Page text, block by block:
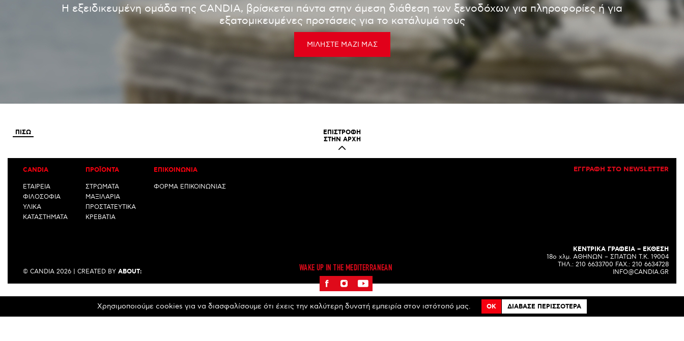
Χρησιμοποιούμε cookies για να διασφαλίσουμε ότι έχεις την καλύτερη δυνατή εμπειρία στον ιστότοπό μας. OK ΔΙΑΒΑΣΕ ΠΕΡΙΣΣΟΤΕΡΑ
Η εξειδικευμένη ομάδα της CANDIA, βρίσκεται πάντα στην άμεση διάθεση των ξενοδόχων για πληροφορίες ή για
εξατομικευμένες προτάσεις για το κατάλυμά τους
ΜΙΛΗΣΤΕ ΜΑΖΙ ΜΑΣ
ΠΙΣΩ
ΕΠΙΣΤΡΟΦΗ
ΣΤΗΝ ΑΡΧΗ
ΕΓΓΡΑΦΗ ΣΤΟ NEWSLETTER
CANDIA
ΕΤΑΙΡΕΙΑ
ΦΙΛΟΣΟΦΙΑ
ΥΛΙΚΑ
ΚΑΤΑΣΤΗΜΑΤΑ
ΠΡΟΪΟΝΤΑ
ΣΤΡΩΜΑΤΑ
ΜΑΞΙΛΑΡΙΑ
ΠΡΟΣΤΑΤΕΥΤΙΚΑ
ΚΡΕΒΑΤΙΑ
ΕΠΙΚΟΙΝΩΝΙΑ
ΦΟΡΜΑ ΕΠΙΚΟΙΝΩΝΙΑΣ
ΚΕΝΤΡΙΚΑ ΓΡΑΦΕΙΑ – ΕΚΘΕΣΗ
18o χλμ. ΑΘΗΝΩΝ – ΣΠΑΤΩΝ Τ.Κ. 19004
ΤΗΛ.: 210 6633700 FAX.: 210 6634728
INFO@CANDIA.GR
© CANDIA 2026 | CREATED BY ABOUT: WAKE UP IN THE MEDITERRANEAN